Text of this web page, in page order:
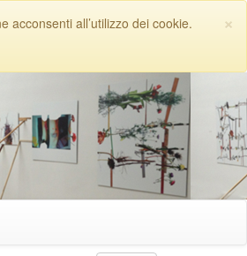
×
acconsenti all’utilizzo dei cookie.